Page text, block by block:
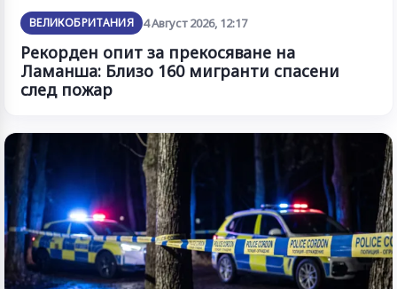
ВЕЛИКОБРИТАНИЯ 4 Август 2026, 12:17
Рекорден опит за прекосяване на
Ламанша: Близо 160 мигранти спасени
след пожар